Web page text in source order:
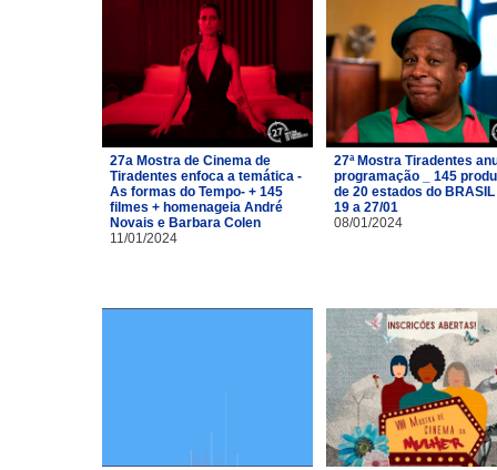
27a Mostra de Cinema de
Tiradentes enfoca a temática -
As formas do Tempo- + 145
filmes + homenageia André
Novais e Barbara Colen
11/01/2024
27ª Mostra Tiradentes
programação _ 145
de 20 estados do BRASIL
19 a 27/01
08/01/2024